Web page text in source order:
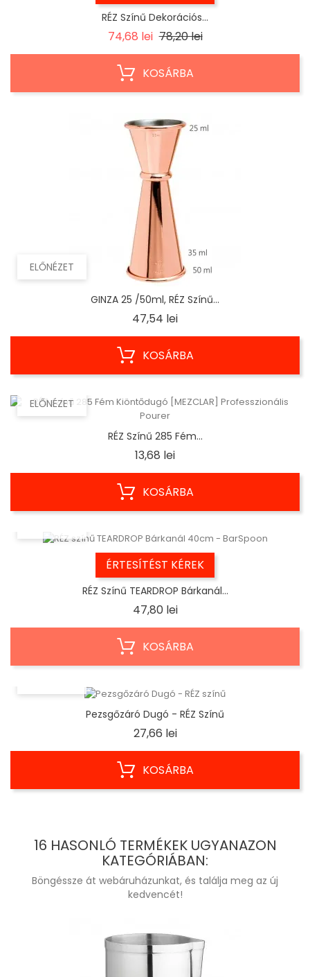
RÉZ Színű Dekorációs...
74,68 lei Regular
78,20 leiÁr
KOSÁRBA
ELŐNÉZET
GINZA 25 /50ml, RÉZ Színű...
47,54 leiÁr
KOSÁRBA
ELŐNÉZET
RÉZ Színű 285 Fém...
13,68 leiÁr
KOSÁRBA
ÉRTESÍTÉST KÉREK
RÉZ Színű TEARDROP Bárkanál...
47,80 leiÁr
KOSÁRBA
Pezsgőzáró Dugó - RÉZ Színű
27,66 leiÁr
KOSÁRBA
16 HASONLÓ TERMÉKEK UGYANAZON
KATEGÓRIÁBAN:
Böngéssze át webáruházunkat, és találja meg az új
kedvencét!